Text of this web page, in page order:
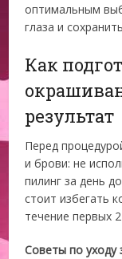
оптимальным
глаза и
Как
результат
Перед
и брови: не
пилинг за день
стоит избегать
течение первых
Советы по